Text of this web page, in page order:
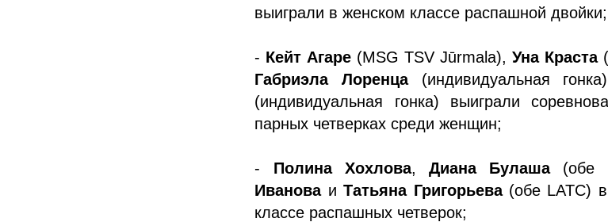
выиграли в женском классе распашной двойки;
- Кейт Агаре (MSG TSV Jūrmala), Уна Краста
Габриэла Лоренца(индивидуальная
(индивидуальная гонка) выиграли
парных четверках среди женщин;
- Полина Хохлова, Диана Булаша(обе
ИвановаиТатьяна Григорьева(обе LATC)
классе распашных четверок;